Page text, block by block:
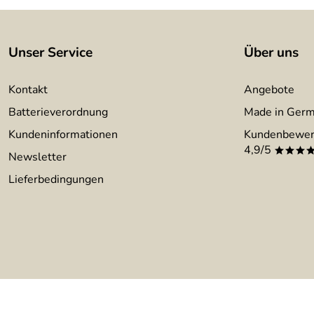
Unser Service
Kontakt
Batterieverordnung
Kundeninformationen
Newsletter
Lieferbedingungen
Über uns
Angebote
Made in
4,9/5